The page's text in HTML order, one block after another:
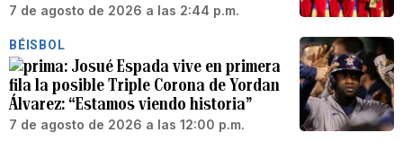
7 de agosto de 2026 a las 2:44 p.m.
BÉISBOL
Josué Espada vive en primera
fila la posible Triple Corona de Yordan
Álvarez: “Estamos viendo historia”
7 de agosto de 2026 a las 12:00 p.m.